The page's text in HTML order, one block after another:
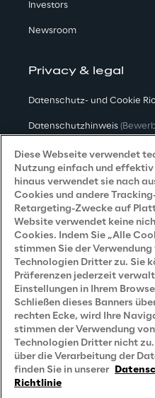
Investors
Newsroom
Privacy & legal
Datenschutz- und Cookie
Datenschutzhinweis
Datenschutzhinweis
Datenschutzhinweis
Datenschutzhinweis
Accessibility Statement
Careers
Contacts
Diese Webseite verwendet
Nutzung einfach und
hinaus verwendet sie nach
Cookies und andere
Retargeting-Zwecke auf
Website verwendet keine
Cookies. Indem Sie „Alle
stimmen Sie der
Technologien Dritter zu. Sie
Präferenzen jederzeit
Einstellungen in Ihrem
Schließen dieses Banners
rechten Ecke, wird Ihre
stimmen der Verwendung
Technologien Dritter nicht
über die Verarbeitung der
finden Sie in unserer
Richtlinie